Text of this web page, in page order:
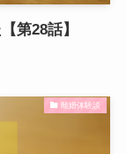
第28話】
離婚体験談